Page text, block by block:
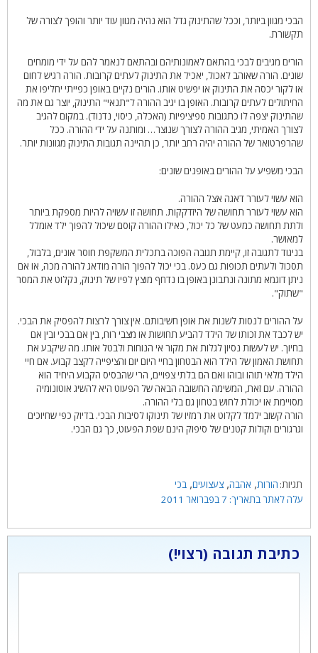
הבכי מגוון ביותר, וככל שהתינוק גדל הוא נהיה מגוון עוד יותר והופך לצורה של
תקשורת.
הורים מגיבים לבכי בהתאם לאמונותיהם ובהתאם לנאמר להם על ידי מומחים
שונים. הורה שאוהב לאכול, יאכיל את התינוק לעתים קרובות. הורה רגיש לחום
או לקור יכסה את התינוק או יפשיט אותו. הורים נקיים באופן כפייתי יחליפו את
החיתולים לעתים קרובות. האופן בו יגיב ההורה ל"תנאי" התינוק, יוצר גם את מה
שהתינוק יצפה לו כתגובות ספיציפיות (האכלה, כיסוי, נדנוד). במקום להגיב
לצורך האמיתי, מגיב ההורה לצורך שנוצר… ומותנה על ידי ההורה. ככל
שהרפרטואר של ההורה יהיה רחב יותר, כן תהיינה תגובות התינוק מגוונות יותר.
הבכי משפיע על ההורים באופנים שונים:
הוא עשוי לעורר דאגה אצל ההורה.
הוא עשוי לעורר תחושה של היזדקקות. תחושה זו עשויה להיות מספקת ביותר
ולתת תחושה כמעט של כל יכול, כאילו ההורה קוסם שיכול להפוך ילד אומלל
למאושר.
בניגוד לתגובה זו, קיימת תגובה הפוכה בתכלית המשקפת חוסר אונים, בלבול,
תסכול ולעתים תכופות גם כעס. בכי יכול להפוך הורה מודאג להורה מכה, או אם
ניתן דוגמא מתונה ונתבונן באופן בו נדחף מוצץ לפיו של תינוק, נקלוט את המסר
"שתוק".
על ההורים לנסות לשנות את אופן חשיבותם. אין צורך לרצות להפסיק את הבכי.
יש לכבד את זכותו של הילד להביע תחושות או מצבי רוח, בין אם בבכי ובין אם
בחיוך. יש לעשות נסיון לגלות את מקור אי הנוחות ולבטל אותו. מה שיקבע את
תחושת האמון של הילד הוא הבטחון בחיי היום יום והציפייה לקצב קבוע. אם חיי
הילד מלאי תוהו ובוהו ואם הם בלתי צפויים, הרי שהבסיס הקבוע היחיד הוא
ההורה. עם זאת, המשימה החשובה הבאה של הפעוט היא להשיג אוטונומיה
מסויימת או יכולת לחוש בטחון גם בלי ההורה.
הורה קשוב ילמד לקלוט את רמזיו של תינוקו לסיבות הבכי. בדיוק כפי שחיוכים
וגרגורים וקולות קטנים של סיפוק הינם שפת הפעוט, כך גם הבכי.
תגיות
הורות, אהבה, צעצועים, בכי
7 בפברואר 2011
כתיבת תגובה